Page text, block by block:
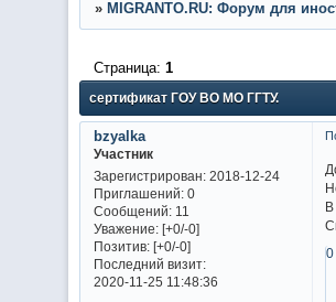
» MIGRANTO.RU: Форум для
сертификат ГОУ ВО МО ГГТУ.
Страница: 1
bzyalka
Участник
Зарегистрирован: 2018-12-24
Приглашений:0
Сообщений:11
Уважение: [+0/-0]
Позитив: [+0/-0]
Последний визит:
2020-11-25 11:48:36
В
0